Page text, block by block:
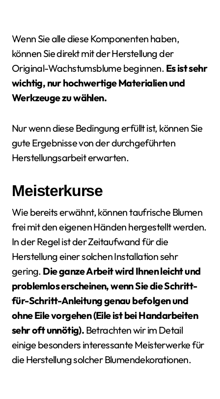
Wenn Sie alle diese Komponenten haben,
können Sie direkt mit der Herstellung der
Original-Wachstumsblume beginnen. Es ist sehr
wichtig, nur hochwertige Materialien und
Werkzeuge zu wählen.
Nur wenn diese Bedingung erfüllt ist, können Sie
gute Ergebnisse von der durchgeführten
Herstellungsarbeit erwarten.
Meisterkurse
Wie bereits erwähnt, können taufrische Blumen
frei mit den eigenen Händen hergestellt werden.
In der Regel ist der Zeitaufwand für die
Herstellung einer solchen Installation sehr
gering. Die ganze Arbeit wird Ihnen leicht und
problemlos erscheinen, wenn Sie die Schritt-
für-Schritt-Anleitung genau befolgen und
ohne Eile vorgehen (Eile ist bei Handarbeiten
sehr oft unnötig). Betrachten wir im Detail
einige besonders interessante Meisterwerke für
die Herstellung solcher Blumendekorationen.